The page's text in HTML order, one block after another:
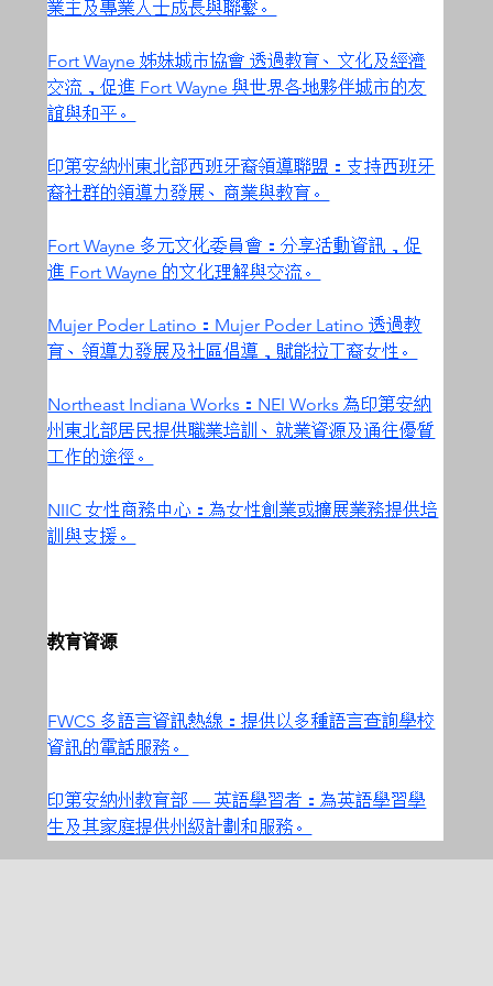
業主及專業人士成長與聯繫。
Fort Wayne 姊妹城市協會 透過教育、文化及經濟
交流，促進 Fort Wayne 與世界各地夥伴城市的友
誼與和平。
印第安納州東北部西班牙裔領導聯盟：支持西班牙
裔社群的領導力發展、商業與教育。
Fort Wayne 多元文化委員會：分享活動資訊，促
進 Fort Wayne 的文化理解與交流。
Mujer Poder Latino：Mujer Poder Latino 透過教
育、領導力發展及社區倡導，賦能拉丁裔女性。
Northeast Indiana Works：NEI Works 為印第安納
州東北部居民提供職業培訓、就業資源及通往優質
工作的途徑。
NIIC 女性商務中心：為女性創業或擴展業務提供培
訓與支援。
教育資源
FWCS 多語言資訊熱線：提供以多種語言查詢學校
資訊的電話服務。
印第安納州教育部 — 英語學習者：為英語學習學
生及其家庭提供州級計劃和服務。